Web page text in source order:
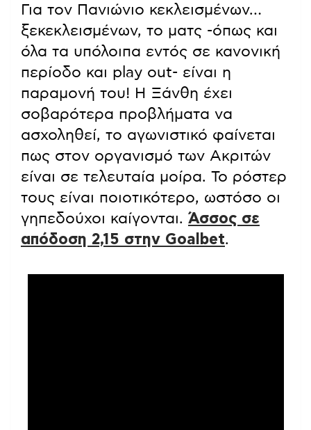
Για τον Πανιώνιο κεκλεισμένων…
ξεκεκλεισμένων, το ματς -όπως και
όλα τα υπόλοιπα εντός σε κανονική
περίοδο και play out- είναι η
παραμονή του! Η Ξάνθη έχει
σοβαρότερα προβλήματα να
ασχοληθεί, το αγωνιστικό φαίνεται
πως στον οργανισμό των Ακριτών
είναι σε τελευταία μοίρα. Το ρόστερ
τους είναι ποιοτικότερο, ωστόσο οι
γηπεδούχοι καίγονται. Άσσος σε
απόδοση 2,15 στην Goalbet.